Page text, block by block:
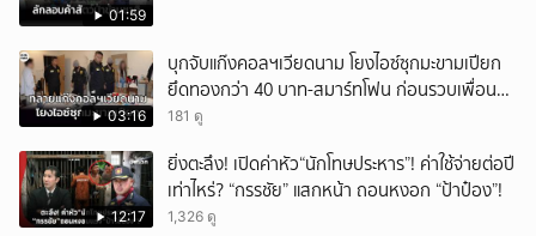
01:59
03:16
บุกจับแก๊งคอลฯเวียดนาม โยงไอซ์ซุกมะขามเปียก
ยึดทองกว่า 40 บาท-สมาร์ทโฟน ก่อนรวบเพื่อน
ร่วมทีมหอบเงิน 1.5 แสนติดสินบนคาโรงพัก
181 ดู
12:17
ยิ่งตะลึง! เปิดค่าหัว“นักโทษประหาร”! ค่าใช้จ่ายต่อปี
เท่าไหร่? “กรรชัย” แสกหน้า ถอนหงอก “ป้าป๋อง”!
1,326 ดู